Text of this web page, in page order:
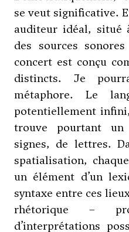
se veut significative.
auditeur idéal, situé
des sources
concert est conçu
distincts. Je
métaphore. Le
potentiellement
trouve pourtant
signes, de lettres.
spatialisation,
un élément d’un
syntaxe entre ces
rhétorique –
d’interprétations